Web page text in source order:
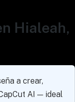
Hialeah,
a crear,
AI — ideal